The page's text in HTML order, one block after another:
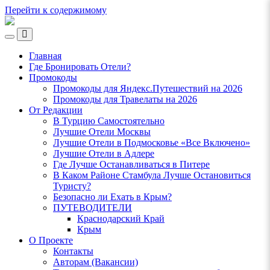
Перейти к содержимому
Ламповый
Блог
о
Путешествиях
VeniVidi.ru
Переключить
меню
Переключить
поле
поиска
Главная
Где Бронировать Отели?
Промокоды
Промокоды для Яндекс.Путешествий на 2026
Промокоды для Травелаты на 2026
От Редакции
В Турцию Самостоятельно
Лучшие Отели Москвы
Лучшие Отели в Подмосковье «Все Включено»
Лучшие Отели в Адлере
Где Лучше Останавливаться в Питере
В Каком Районе Стамбула Лучше Остановиться
Туристу?
Безопасно ли Ехать в Крым?
ПУТЕВОДИТЕЛИ
Краснодарский Край
Крым
О Проекте
Контакты
Авторам (Вакансии)